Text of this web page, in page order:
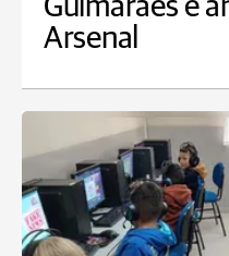
Guimarães é
Arsenal